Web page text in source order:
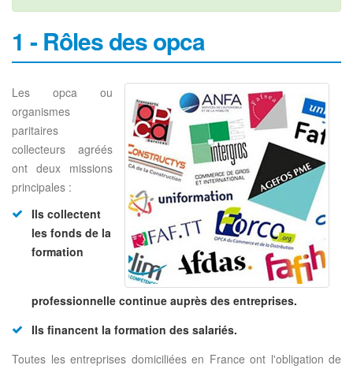
1 - Rôles des opca
Les opca ou
organismes
paritaires
collecteurs agréés
ont deux missions
principales :
Ils collectent
les fonds de la
formation
professionnelle continue auprès des entreprises.
Ils financent la formation des salariés.
Toutes les entreprises domiciliées en France ont l'obligation de